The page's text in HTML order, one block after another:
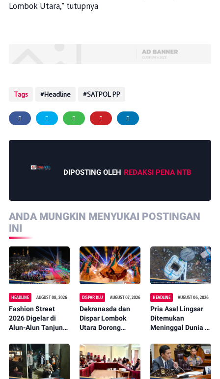
Lombok Utara," tutupnya
Tags Headline SATPOL PP
DIPOSTING OLEH REDAKSI PENA NTB
ANDA MUNGKIN MENYUKAI POSTINGAN
INI
HEADLINE AUGUST 08, 2026
Fashion Street
2026 Digelar di
Alun-Alun Tanjung,
Jadi Agenda
Tahunan
DISPAR KLU AUGUST 07, 2026
Dekranasda dan
Dispar Lombok
Utara Dorong
Lokal Lewat
Fashion Street
2026
HEADLINE AUGUST 06, 2026
Pria Asal Lingsar
Ditemukan
Meninggal Dunia di
Lembar Saat
Mencari Belut